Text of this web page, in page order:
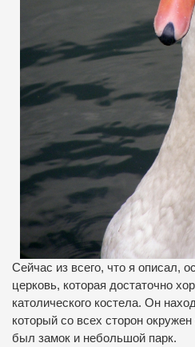
Сейчас из всего, что я описал,
церковь, которая достаточно
католического костела. Он
который со всех сторон
был замок и небольшой парк.